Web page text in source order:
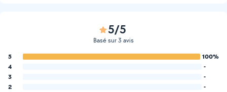
5/5
Basé sur 3 avis
5
100%
4
-
3
-
2
-